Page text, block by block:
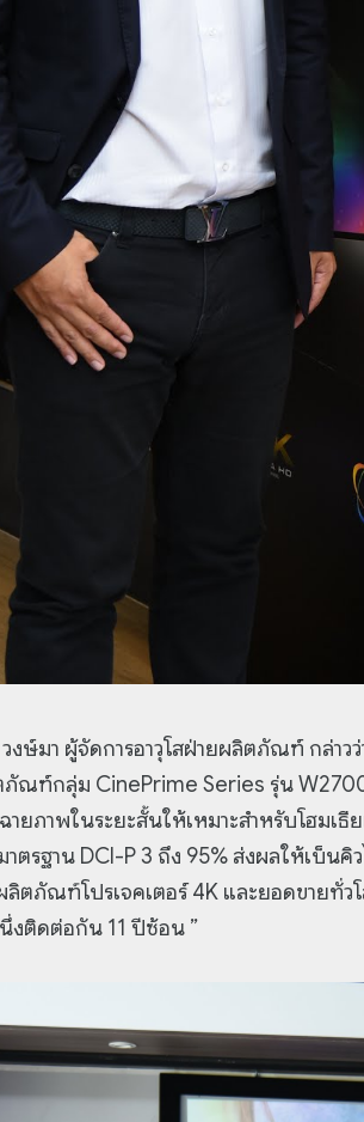
งษ์มา ผู้จัดการอาวุโสฝ่ายผลิตภัณฑ์ กล่าว
ณฑ์กลุ่ม CinePrime Series รุ่น W2700
ยภาพในระยะสั้นให้เหมาะสำหรับโฮมเ
ตรฐาน DCI-P 3 ถึง 95% ส่งผลให้เบ็น
ตภัณฑ์โปรเจคเตอร์ 4K และยอดขายทั่ว
งติดต่อกัน 11 ปีซ้อน ”